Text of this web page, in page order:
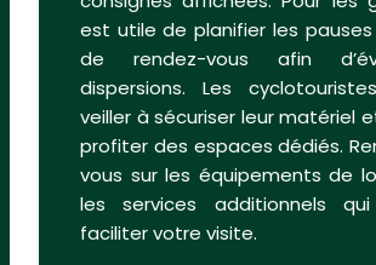
est utile de planifier les
de rendez-vous afin
dispersions. Les
veiller à sécuriser leur matériel
profiter des espaces dédiés.
vous sur les équipements de
les services additionnels
faciliter votre visite.